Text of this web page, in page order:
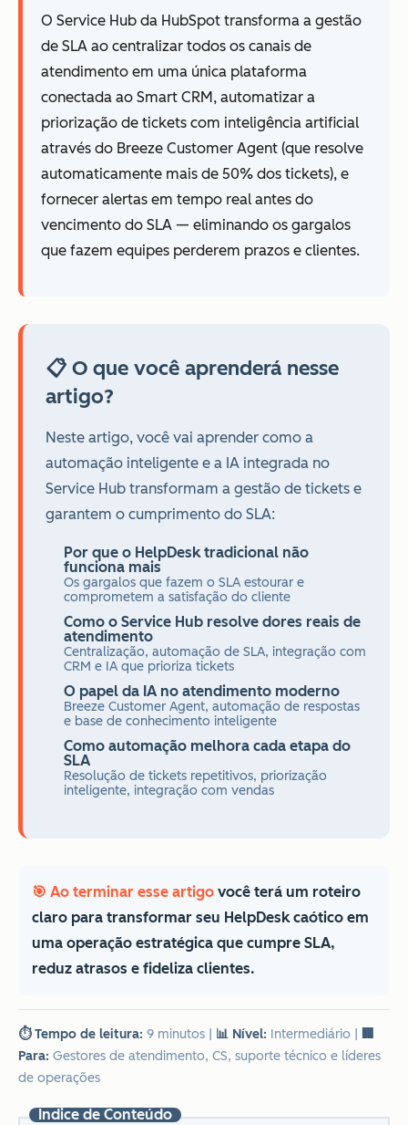
O Service Hub da HubSpot transforma a gestão
de SLA ao centralizar todos os canais de
atendimento em uma única plataforma
conectada ao Smart CRM, automatizar a
priorização de tickets com inteligência artificial
através do Breeze Customer Agent (que resolve
automaticamente mais de 50% dos tickets), e
fornecer alertas em tempo real antes do
vencimento do SLA — eliminando os gargalos
que fazem equipes perderem prazos e clientes.
📋 O que você aprenderá nesse
artigo?
Neste artigo, você vai aprender como a
automação inteligente e a IA integrada no
Service Hub transformam a gestão de tickets e
garantem o cumprimento do SLA:
Por que o HelpDesk tradicional não
funciona mais
Os gargalos que fazem o SLA estourar e
comprometem a satisfação do cliente
Como o Service Hub resolve dores reais de
atendimento
Centralização, automação de SLA, integração com
CRM e IA que prioriza tickets
O papel da IA no atendimento moderno
Breeze Customer Agent, automação de respostas
e base de conhecimento inteligente
Como automação melhora cada etapa do
SLA
Resolução de tickets repetitivos, priorização
inteligente, integração com vendas
🎯 Ao terminar esse artigo você terá um roteiro
claro para transformar seu HelpDesk caótico em
uma operação estratégica que cumpre SLA,
reduz atrasos e fideliza clientes.
⏱️ Tempo de leitura: 9 minutos 📊 Nível: Intermediário
🏢
Para: Gestores de atendimento, CS, suporte técnico e líderes
de operações
Índice de Conteúdo